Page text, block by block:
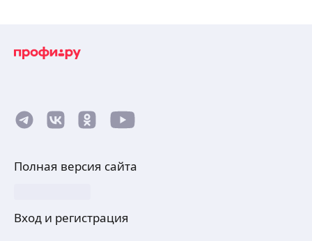
Полная версия сайта
Вход и регистрация